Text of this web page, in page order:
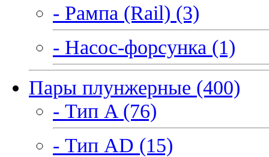
- Рампа (Rail) (3)
- Насос-форсунка (1)
Пары плунжерные (400)
- Тип A (76)
- Тип AD (15)